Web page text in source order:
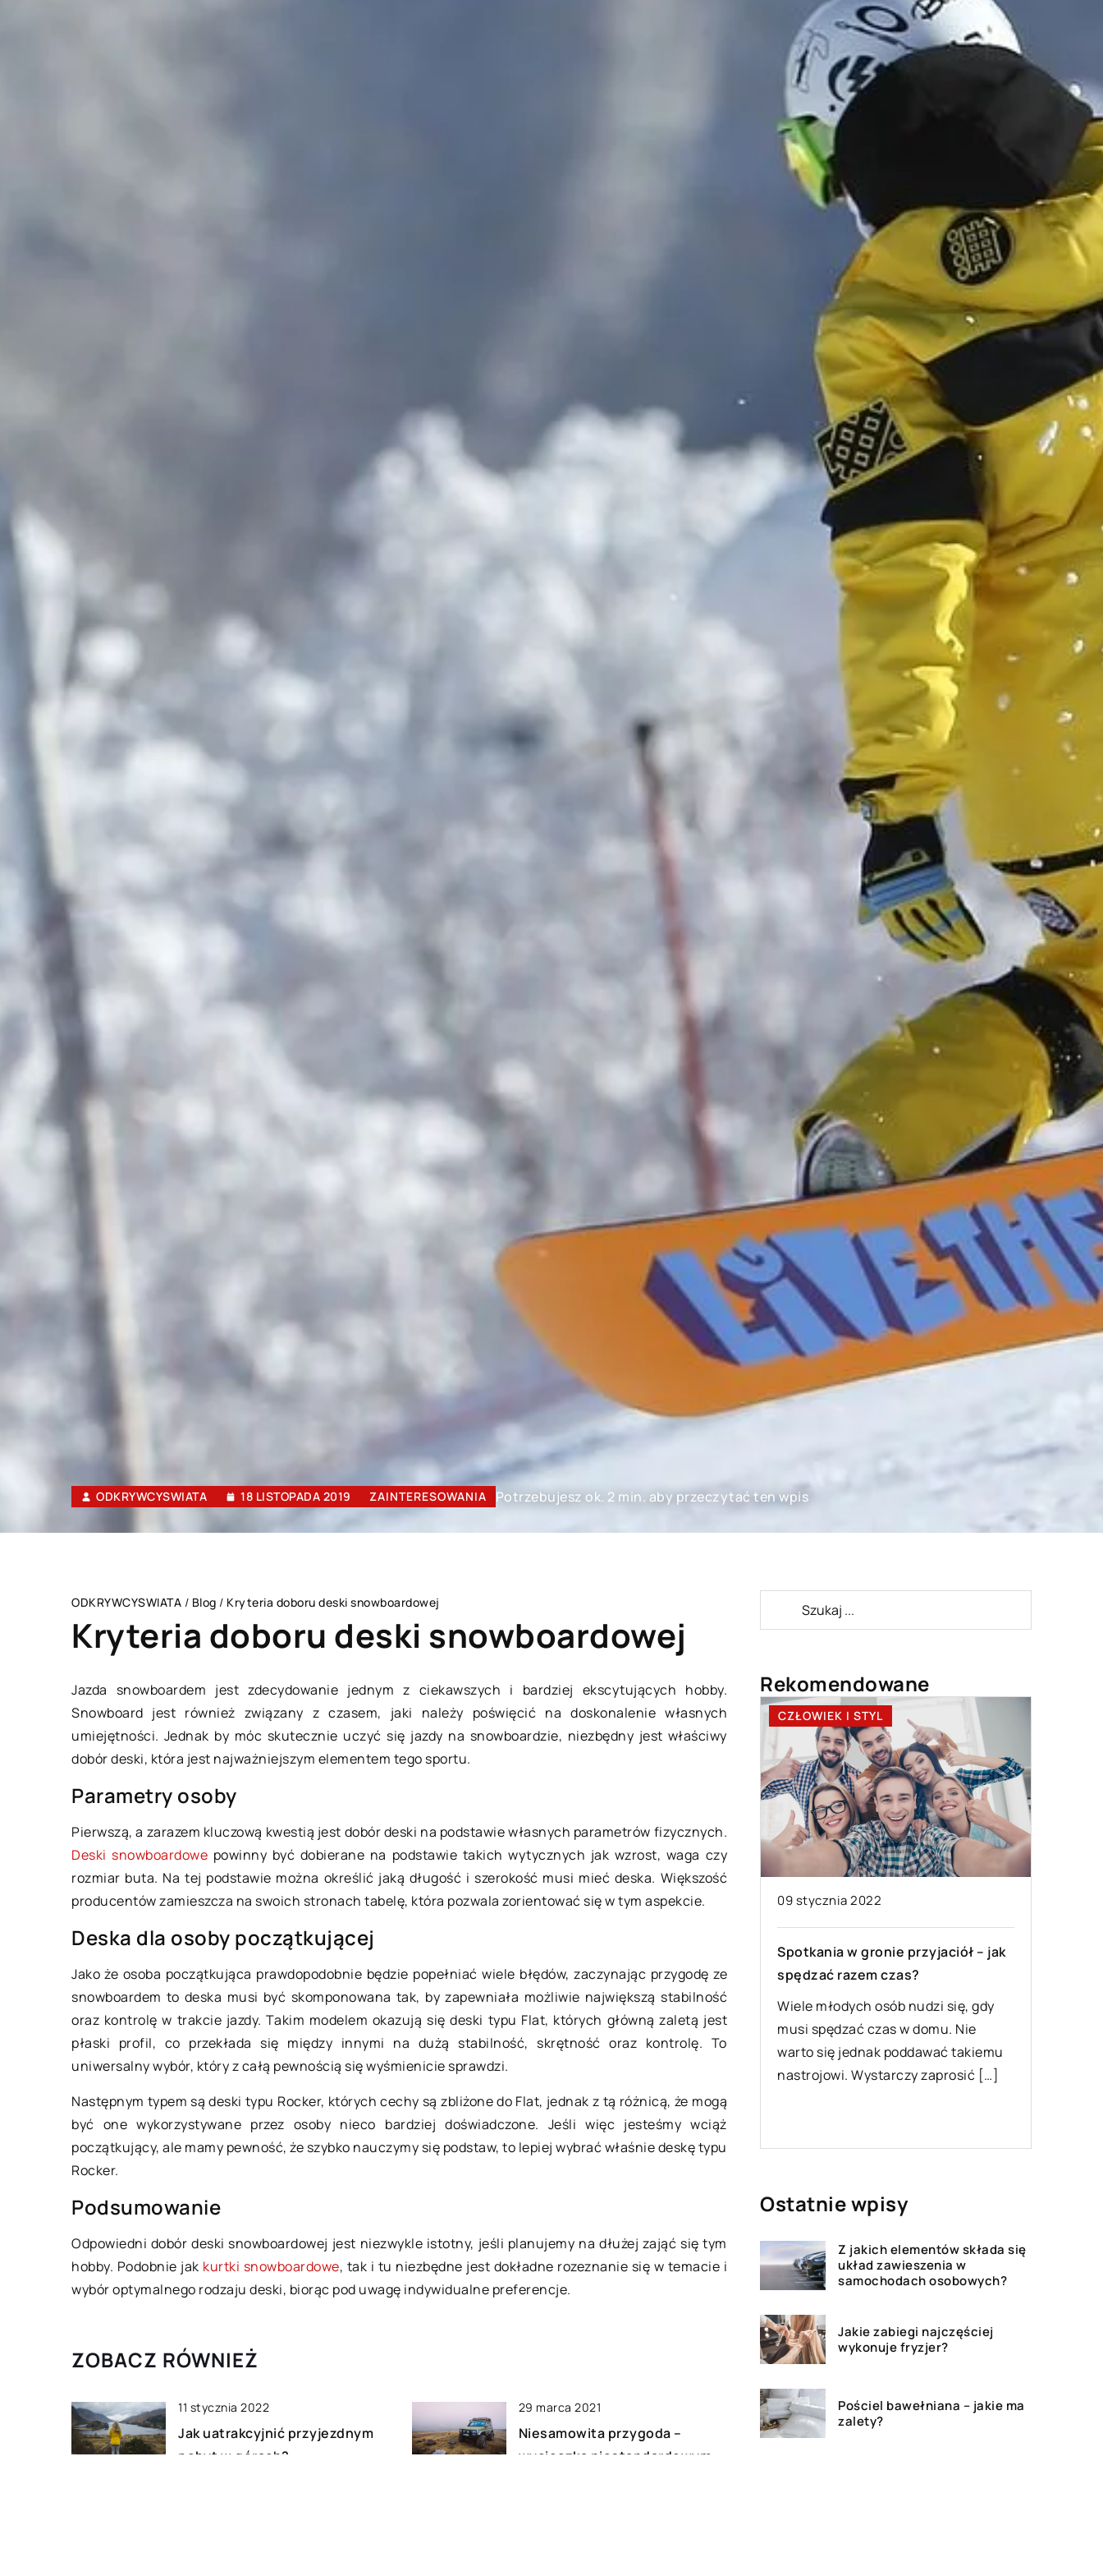
ODKRYWCYSWIATA 18 LISTOPADA 2019 ZAINTERESOWANIA Potrzebujesz ok. 2 min. aby przeczytać ten wpis
ODKRYWCYSWIATA / Blog / Kryteria doboru deski snowboardowej
Kryteria doboru deski snowboardowej
Jazda snowboardem jest zdecydowanie jednym z ciekawszych i bardziej ekscytujących hobby.
Snowboard jest również związany z czasem, jaki należy poświęcić na doskonalenie własnych
umiejętności. Jednak by móc skutecznie uczyć się jazdy na snowboardzie, niezbędny jest właściwy
dobór deski, która jest najważniejszym elementem tego sportu.
Parametry osoby
Pierwszą, a zarazem kluczową kwestią jest dobór deski na podstawie własnych parametrów fizycznych.
Deski snowboardowe powinny być dobierane na podstawie takich wytycznych jak wzrost, waga czy
rozmiar buta. Na tej podstawie można określić jaką długość i szerokość musi mieć deska. Większość
producentów zamieszcza na swoich stronach tabelę, która pozwala zorientować się w tym aspekcie.
Deska dla osoby początkującej
Jako że osoba początkująca prawdopodobnie będzie popełniać wiele błędów, zaczynając przygodę ze
snowboardem to deska musi być skomponowana tak, by zapewniała możliwie największą stabilność
oraz kontrolę w trakcie jazdy. Takim modelem okazują się deski typu Flat, których główną zaletą jest
płaski profil, co przekłada się między innymi na dużą stabilność, skrętność oraz kontrolę. To
uniwersalny wybór, który z całą pewnością się wyśmienicie sprawdzi.
Następnym typem są deski typu Rocker, których cechy są zbliżone do Flat, jednak z tą różnicą, że mogą
być one wykorzystywane przez osoby nieco bardziej doświadczone. Jeśli więc jesteśmy wciąż
początkujący, ale mamy pewność, że szybko nauczymy się podstaw, to lepiej wybrać właśnie deskę typu
Rocker.
Podsumowanie
Odpowiedni dobór deski snowboardowej jest niezwykle istotny, jeśli planujemy na dłużej zająć się tym
hobby. Podobnie jak kurtki snowboardowe, tak i tu niezbędne jest dokładne rozeznanie się w temacie i
wybór optymalnego rodzaju deski, biorąc pod uwagę indywidualne preferencje.
ZOBACZ RÓWNIEŻ
11 stycznia 2022
Jak uatrakcyjnić przyjezdnym
pobyt w górach?
29 marca 2021
Niesamowita przygoda –
wycieczka niestandardowym
Rekomendowane
FORMA I ZDROWIE
31 marca 2021
Okulary czy soczewki kontaktowe –
na co postawić?
Każda osoba, u której właśnie
zdiagnozowano krótkowzroczność,
astygmatyzm lub inną wadę wzroku,
może odczuwać pewien niepokój.
Pojawia się wtedy pytanie, […]
CZŁOWIEK I STYL
08 lutego 2019
zegarek wybrać?
Wybór zegarka powinien być
podyktowany nie tylko modą, wszak
ta współczesna dopuszcza
Każdy dobiera sobie zatem dodatki
[…]
CZŁOWIEK I STYL
09 stycznia 2022
Spotkania w gronie przyjaciół – jak
spędzać razem czas?
Wiele młodych osób nudzi się, gdy
musi spędzać czas w domu. Nie
warto się jednak poddawać takiemu
nastrojowi. Wystarczy zaprosić […]
Ostatnie wpisy
Z jakich elementów składa się
układ zawieszenia w
samochodach osobowych?
Jakie zabiegi najczęściej
wykonuje fryzjer?
Pościel bawełniana – jakie ma
zalety?